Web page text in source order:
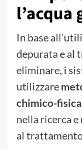
l’acqua
In base
depurata e al
eliminare, i
utilizzare
chimico-fisica
nella ricerca
al trattamento